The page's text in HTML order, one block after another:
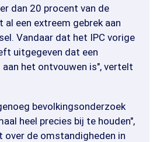
dan 20 procent van de
al een extreem gebrek aan
Vandaar dat het IPC vorige
uitgegeven dat een
het ontvouwen is", vertelt
bevolkingsonderzoek
heel precies bij te houden",
over de omstandigheden in